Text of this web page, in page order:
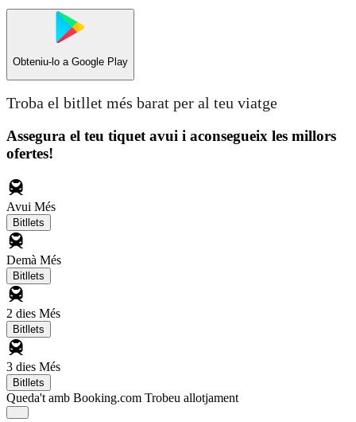
Obteniu-lo a Google Play
Troba el bitllet més barat per al teu viatge
Assegura el teu tiquet avui i aconsegueix les millors
ofertes!
Avui Més
Bitllets
Demà Més
Bitllets
2 dies Més
Bitllets
3 dies Més
Bitllets
Queda't amb Booking.com Trobeu allotjament